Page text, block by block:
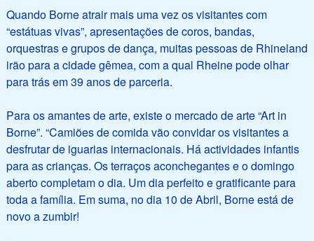
Quando Borne atrair mais uma vez os visitantes com
“estátuas vivas”, apresentações de coros, bandas,
orquestras e grupos de dança, muitas pessoas de Rhineland
irão para a cidade gêmea, com a qual Rheine pode olhar
para trás em 39 anos de parceria.
Para os amantes de arte, existe o mercado de arte “Art in
Borne”. “Camiões de comida vão convidar os visitantes a
desfrutar de iguarias internacionais. Há actividades infantis
para as crianças. Os terraços aconchegantes e o domingo
aberto completam o dia. Um dia perfeito e gratificante para
toda a família. Em suma, no dia 10 de Abril, Borne está de
novo a zumbir!